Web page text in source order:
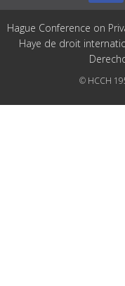
Hague Conference on
Haye de droit
© HCCH